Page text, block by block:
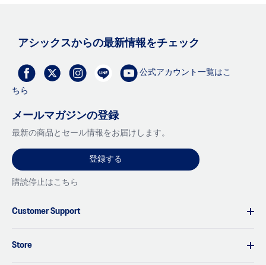
アシックスからの最新情報をチェック
公式アカウント一覧はこ
ちら
メールマガジンの登録
最新の商品とセール情報をお届けします。
登録する
購読停止はこちら
Customer Support
Store